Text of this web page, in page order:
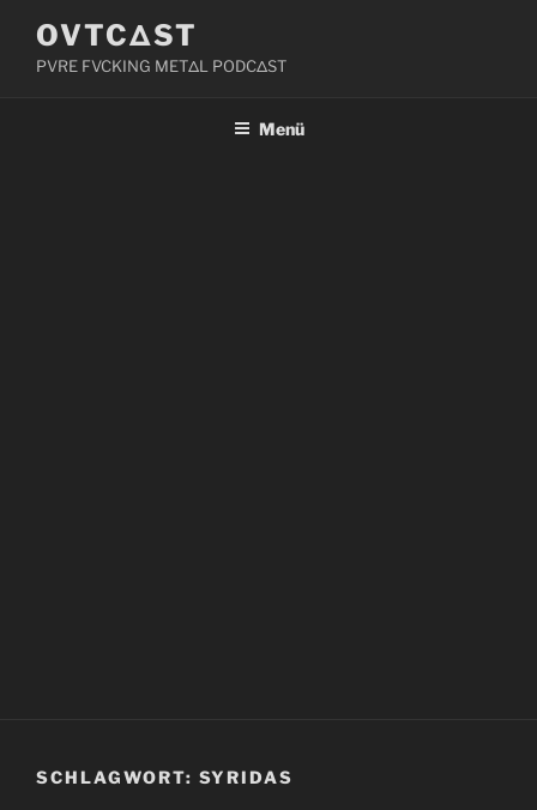
Inhalt
springen
OVTCΔST
PVRE FVCKING METΔL PODCΔST
Menü
SCHLAGWORT: SYRIDAS